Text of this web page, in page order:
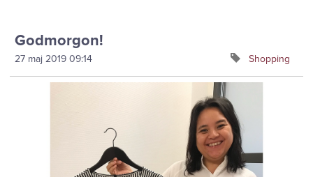
Godmorgon!
27 maj 2019 09:14 Shopping